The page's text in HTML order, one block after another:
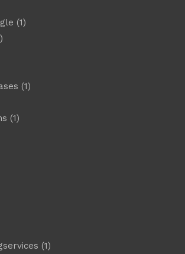
(1)
(1)
(1)
(1)